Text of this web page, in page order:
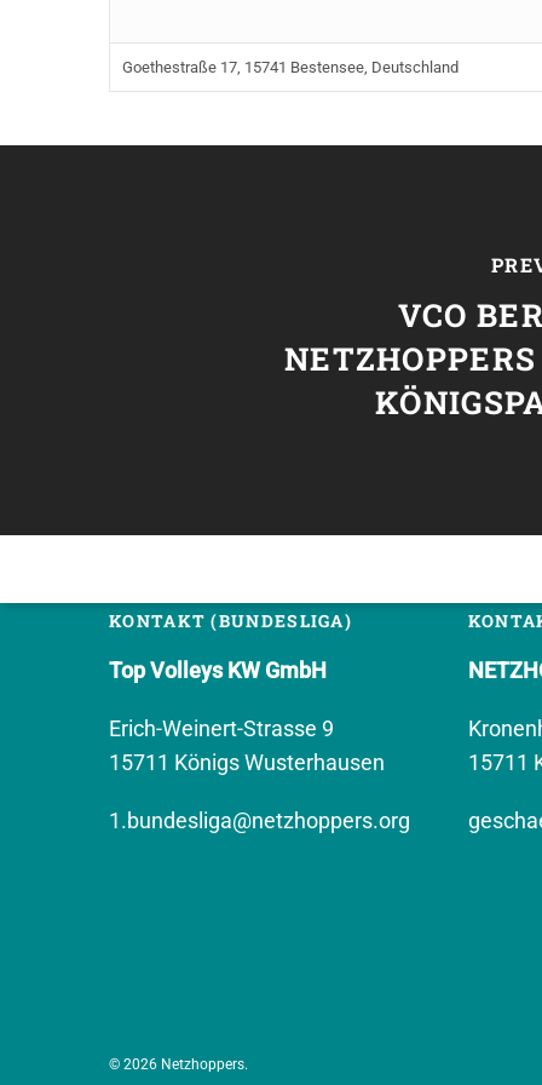
Goethestraße 17, 15741 Bestensee, Deutschland
VCO
KONTAKT (BUNDESLIGA)
Top Volleys KW GmbH
Erich-Weinert-Strasse 9
15711 Königs Wusterhausen
1.bundesliga@netzhoppers.org
15711
© 2026 Netzhoppers.